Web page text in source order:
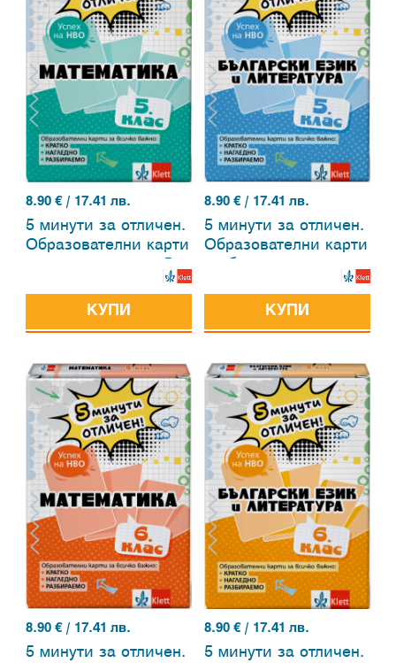
8.90 € / 17.41 лв.
5 минути за отличен.
Образователни карти
КУПИ
8.90€ / 17.41 лв.
5 минути за отличен.
Образователни карти
литература за 5. клас
КУПИ
8.90 € / 17.41 лв.
5 минути за отличен.
8.90€ / 17.41 лв.
5 минути за отличен.